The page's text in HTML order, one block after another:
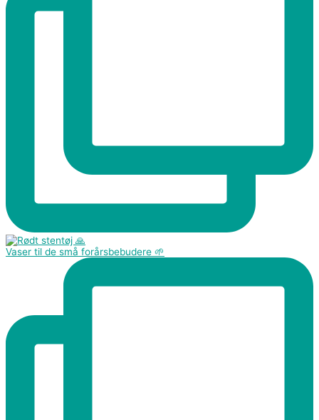
Vaser til de små forårsbebudere 🌱